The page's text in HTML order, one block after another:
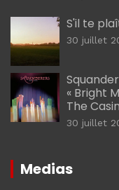
S'il te
30 juillet
« Bright
The
30 juillet
Medias